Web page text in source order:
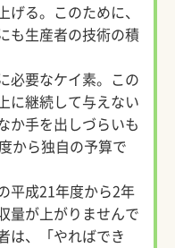
る。このために、
も生産者の技術の積
必要なケイ素。この
に継続して与えない
か手を出しづらいも
から独自の予算で
平成21年度から2年
量が上がりませんで
は、「やればでき